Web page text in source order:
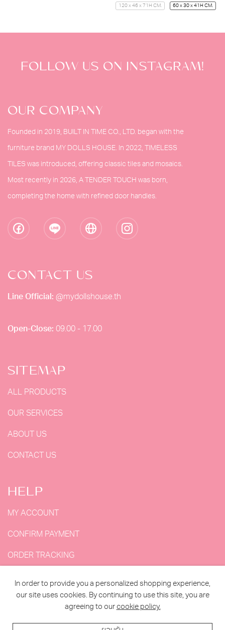
120 x 46 x 71H CM. 60 x 30 x 41H CM.
FOLLOW US ON INSTAGRAM!
OUR COMPANY
Founded in 2019, BUILT IN TIME CO., LTD. began with the
furniture brand MY DOLLS HOUSE. In 2022, TIMELESS
TILES was introduced, offering classic tiles and mosaics.
Most recently in 2026, A TENDER TOUCH was born,
completing the home with refined door handles.
CONTACT US
Line Official: @mydollshouse.th
Open-Close: 09.00 - 17.00
SITEMAP
ALL PRODUCTS
OUR SERVICES
ABOUT US
CONTACT US
HELP
MY ACCOUNT
CONFIRM PAYMENT
ORDER TRACKING
2023 MY DOLLS HOUSE ALL RIGHTS RESERVED. |
In order to provide you a personalized shopping experience,
our site uses cookies. By continuing to use this site, you are
agreeing to our cookie policy.